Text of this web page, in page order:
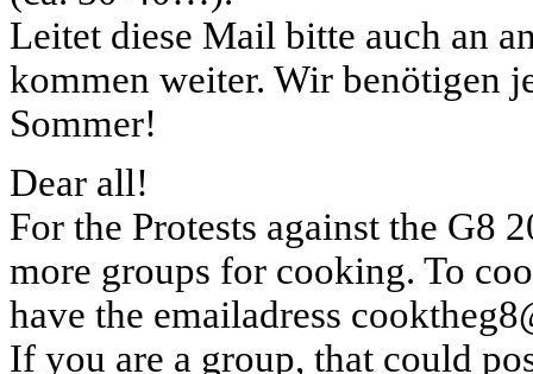
Leitet diese Mail bitte auch an
kommen weiter. Wir benötigen
Sommer!
Dear all!
For the Protests against the G8
more groups for cooking. To
have the emailadress
If you are a group, that could